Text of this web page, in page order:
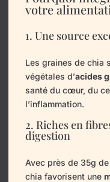
votre
1. Une source
Les graines de chia
végétales d’acides
santé du cœur, du
l’inflammation.
2. Riches en
digestion
Avec près de 35g
chia favorisent une